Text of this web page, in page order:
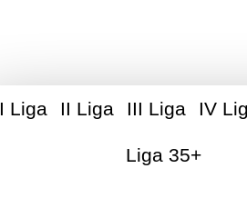
I Liga II Liga III Liga IV
Liga 35+